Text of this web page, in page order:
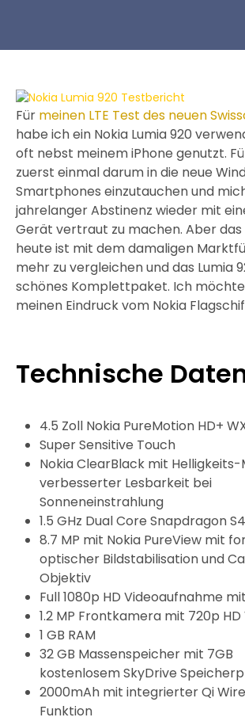
Für meinen LTE Test des neuen
habe ich ein Nokia Lumia 920
oft nebst meinem iPhone genutzt.
zuerst einmal darum in die neue
Smartphones einzutauchen und
jahrelanger Abstinenz wieder mit
Gerät vertraut zu machen. Aber das
heute ist mit dem damaligen
mehr zu vergleichen und das Lumia
schönes Komplettpaket. Ich
meinen Eindruck vom Nokia
Technische
4.5 Zoll Nokia PureMotion HD+
Super Sensitive Touch
Nokia ClearBlack mit Helligkeits-
verbesserter Lesbarkeit bei
Sonneneinstrahlung
1.5 GHz Dual Core Snapdragon S4
8.7 MP mit Nokia PureView mit
optischer Bildstabilisation und
Objektiv
Full 1080p HD Videoaufnahme
1.2 MP Frontkamera mit 720p HD
1 GB RAM
32 GB Massenspeicher mit 7GB
kostenlosem SkyDrive
2000mAh mit integrierter Qi
Funktion